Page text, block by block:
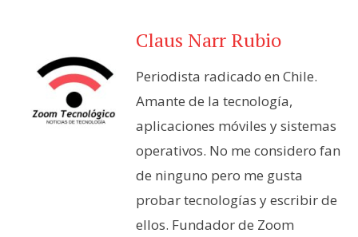
Claus Narr Rubio
Periodista radicado en Chile.
Amante de la tecnología,
aplicaciones móviles y sistemas
operativos. No me considero fan
de ninguno pero me gusta
probar tecnologías y escribir de
ellos. Fundador de Zoom